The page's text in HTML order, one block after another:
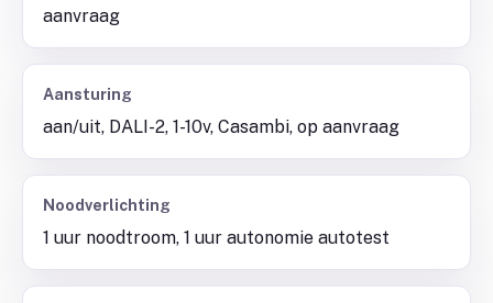
aanvraag
Aansturing
aan/uit, DALI-2, 1-10v, Casambi, op aanvraag
Noodverlichting
1 uur noodtroom, 1 uur autonomie autotest